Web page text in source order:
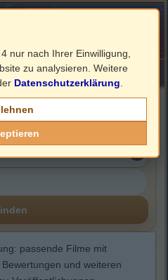
passende Filme mit
und weiteren
nur nach Ihrer Einwilligung,
zu analysieren. Weitere
Datenschutzerklärung